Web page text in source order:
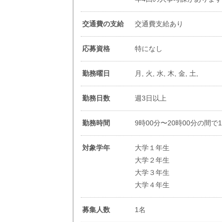
交通費の支給 交通費支給あり
応募資格 特になし
勤務曜日 月, 火, 水, 木, 金, 土,
勤務日数 週3日以上
勤務時間 9時00分〜20時00分の間で
対象学年
大学１年生
大学２年生
大学３年生
大学４年生
募集人数 1名